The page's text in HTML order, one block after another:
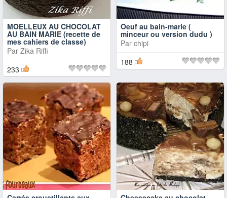
MOELLEUX AU CHOCOLAT
AU BAIN MARIE (recette de
mes cahiers de classe)
Par Zika Riffi
233
Oeuf au bain-marie (
minceur ou version dudu )
Par chipi
188